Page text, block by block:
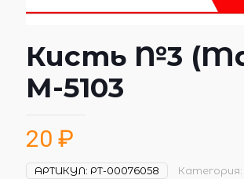
Кисть №3
М-5103
20 ₽
АРТИКУЛ: РТ-00076058 Категория: